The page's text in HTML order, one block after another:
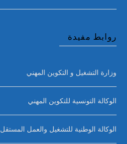
روابط مفيدة
وزارة التشغيل و التكوين المهني
الوكالة التونسية للتكوين المهني
الوكالة الوطنية للتشغيل والعمل المستقل